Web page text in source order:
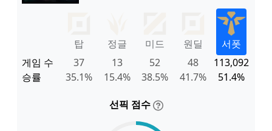
탑 정글 미드 원딜
서폿
게임 수
37 13 52 48
113,092
승률
35.1% 15.4% 38.5% 41.7% 51.4%
선픽 점수